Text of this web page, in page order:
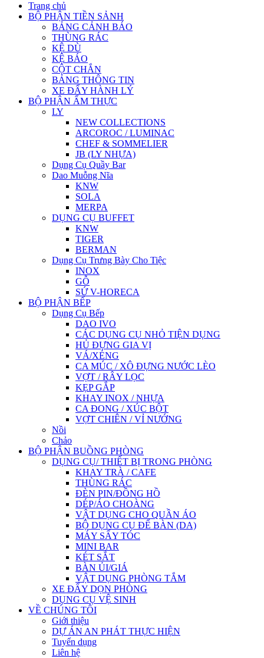
Trang chủ
BỘ PHẬN TIỀN SẢNH
BẢNG CẢNH BÁO
THÙNG RÁC
KỆ DÙ
KỆ BÁO
CỘT CHẮN
BẢNG THÔNG TIN
XE ĐẨY HÀNH LÝ
BỘ PHẬN ẨM THỰC
LY
NEW COLLECTIONS
ARCOROC / LUMINAC
CHEF & SOMMELIER
JB (LY NHỰA)
Dụng Cụ Quầy Bar
Dao Muỗng Nĩa
KNW
SOLA
MERPA
DỤNG CỤ BUFFET
KNW
TIGER
BERMAN
Dụng Cụ Trưng Bày Cho Tiệc
INOX
GỖ
SỨ V-HORECA
BỘ PHẬN BẾP
Dụng Cụ Bếp
DAO IVO
CÁC DỤNG CỤ NHỎ TIỆN DỤNG
HỦ ĐỰNG GIA VỊ
VÁ/XẺNG
CA MÚC / XÔ ĐỰNG NƯỚC LÈO
VỢT / RÂY LỌC
KẸP GẮP
KHAY INOX / NHỰA
CA ĐONG / XÚC BỘT
VỢT CHIÊN / VỈ NƯỚNG
Nồi
Chảo
BỘ PHẬN BUỒNG PHÒNG
DỤNG CỤ/ THIẾT BỊ TRONG PHÒNG
KHAY TRÀ / CAFE
THÙNG RÁC
ĐÈN PIN/ĐỒNG HỒ
DÉP/ÁO CHOÀNG
VẬT DỤNG CHO QUẦN ÁO
BỘ DỤNG CỤ ĐỂ BÀN (DA)
MÁY SẤY TÓC
MINI BAR
KÉT SẮT
BÀN ỦI/GIÁ
VẬT DỤNG PHÒNG TẮM
XE ĐẨY DỌN PHÒNG
DỤNG CỤ VỆ SINH
VỀ CHÚNG TÔI
Giới thiệu
DỰ ÁN AN PHÁT THỰC HIỆN
Tuyển dụng
Liên hệ